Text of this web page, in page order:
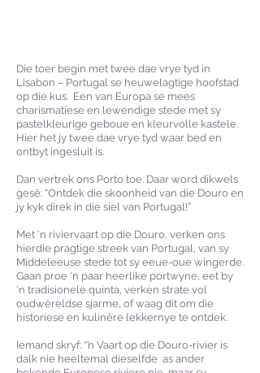
Die toer begin met twee dae vrye tyd in
Lisabon – Portugal se heuwelagtige hoofstad
op die kus. Een van Europa se mees
charismatiese en lewendige stede met sy
pastelkleurige geboue en kleurvolle kastele.
Hier het jy twee dae vrye tyd waar bed en
ontbyt ingesluit is.
Dan vertrek ons Porto toe. Daar word dikwels
gesê: “Ontdek die skoonheid van die Douro en
jy kyk direk in die siel van Portugal!”
Met 'n riviervaart op die Douro, verken ons
hierdie pragtige streek van Portugal, van sy
Middeleeuse stede tot sy eeue-oue wingerde.
Gaan proe 'n paar heerlike portwyne, eet by
'n tradisionele quinta, verken strate vol
oudwêreldse sjarme, of waag dit om die
historiese en kulinêre lekkernye te ontdek.
Iemand skryf: “’n Vaart op die Douro-rivier is
dalk nie heeltemal dieselfde as ander